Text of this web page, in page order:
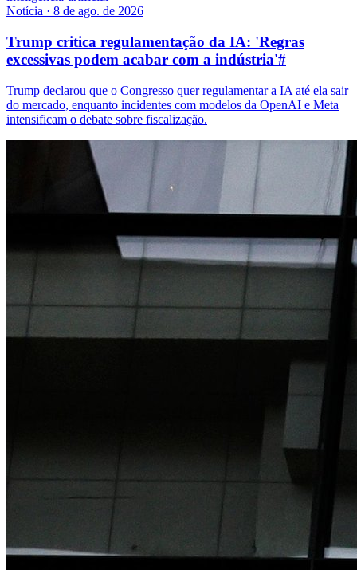
Notícia · 8 de ago. de 2026
Trump critica regulamentação da IA: 'Regras
excessivas podem acabar com a indústria'#
Trump declarou que o Congresso quer regulamentar a IA até ela sair
do mercado, enquanto incidentes com modelos da OpenAI e Meta
intensificam o debate sobre fiscalização.